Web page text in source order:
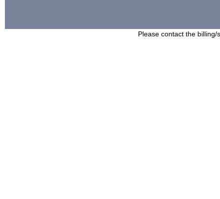
Please contact the